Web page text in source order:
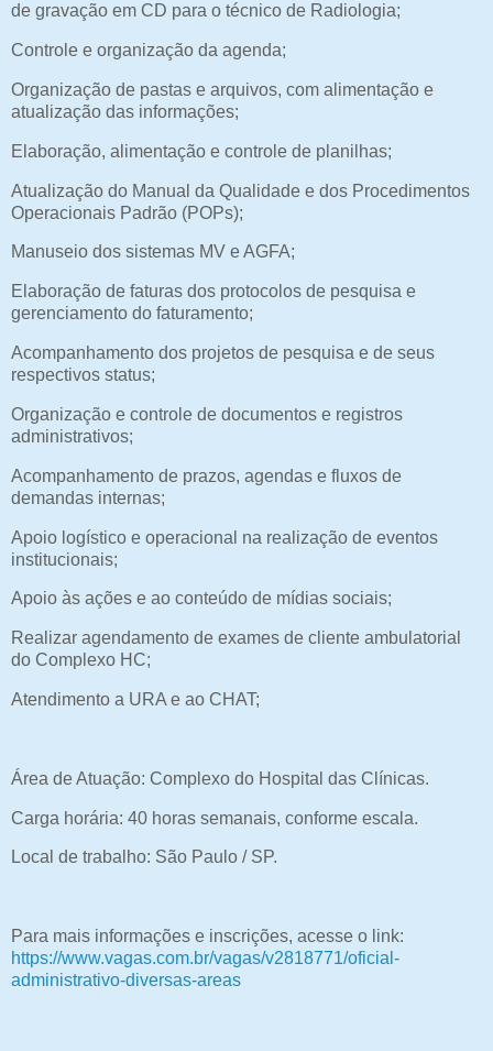
de gravação em CD para o técnico de Radiologia;
Controle e organização da agenda;
Organização de pastas e arquivos, com alimentação e
atualização das informações;
Elaboração, alimentação e controle de planilhas;
Atualização do Manual da Qualidade e dos Procedimentos
Operacionais Padrão (POPs);
Manuseio dos sistemas MV e AGFA;
Elaboração de faturas dos protocolos de pesquisa e
gerenciamento do faturamento;
Acompanhamento dos projetos de pesquisa e de seus
respectivos status;
Organização e controle de documentos e registros
administrativos;
Acompanhamento de prazos, agendas e fluxos de
demandas internas;
Apoio logístico e operacional na realização de eventos
institucionais;
Apoio às ações e ao conteúdo de mídias sociais;
Realizar agendamento de exames de cliente ambulatorial
do Complexo HC;
Atendimento a URA e ao CHAT;
Área de Atuação: Complexo do Hospital das Clínicas.
Carga horária: 40 horas semanais, conforme escala.
Local de trabalho: São Paulo / SP.
Para mais informações e inscrições, acesse o link:
https://www.vagas.com.br/vagas/v2818771/oficial-
administrativo-diversas-areas